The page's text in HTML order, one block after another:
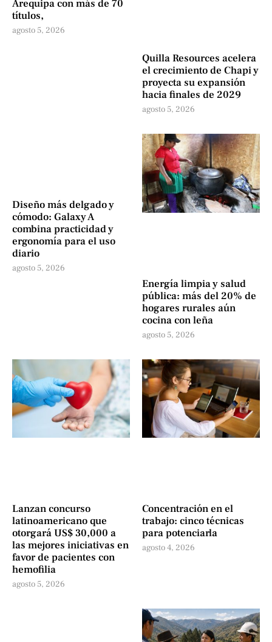
Arequipa con más de 70
títulos,
agosto 5, 2026
Quilla Resources acelera
el crecimiento de Chapi y
proyecta su expansión
hacia finales de 2029
agosto 5, 2026
Diseño más delgado y
cómodo: Galaxy A
combina practicidad y
ergonomía para el uso
diario
agosto 5, 2026
Energía limpia y salud
pública: más del 20% de
hogares rurales aún
cocina con leña
agosto 5, 2026
Lanzan concurso
latinoamericano que
otorgará US$ 30,000 a
las mejores iniciativas en
favor de pacientes con
hemofilia
agosto 5, 2026
Concentración en el
trabajo: cinco técnicas
para potenciarla
agosto 4, 2026